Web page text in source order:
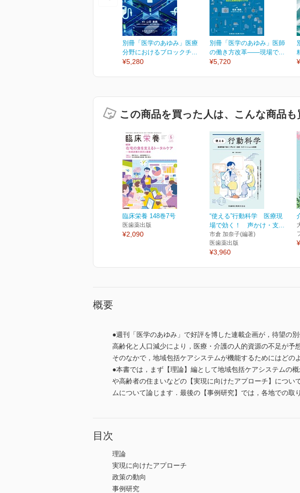
別冊「医学のあゆみ」医療
分野におけるブロックチ...
¥5,280
別冊「医学のあゆみ」医師
の働き方改革――現場で...
¥5,720
この商品を買った人は、こんな商品も
臨床栄養 148巻7号
医歯薬出版
¥2,090
“使える”行動科学 医療現
場で効く！ 声かけ・支...
市倉 加奈子(編著)
医歯薬出版
¥3,960
概要
●週刊「医学のあゆみ」で好評を博した連載企画が，待望の別
高齢化と人口減少により，医療・介護の人的資源の不足が予
そのなかで，地域包括ケアシステムが機能するためにはどの
●本書では，まず【理論】編として地域包括ケアシステムの
や高齢者の住まいなどの【実現に向けたアプローチ】につ
ムについて論じます．最後の【事例研究】では，各地での取
目次
理論
実現に向けたアプローチ
政策の動向
事例研究